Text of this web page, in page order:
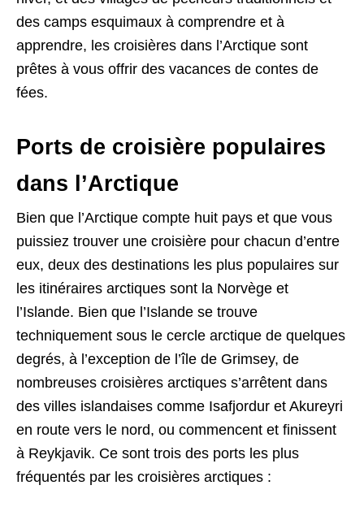
des camps esquimaux à comprendre et à
apprendre, les croisières dans l’Arctique sont
prêtes à vous offrir des vacances de contes de
fées.
Ports de croisière populaires
dans l’Arctique
Bien que l’Arctique compte huit pays et que vous
puissiez trouver une croisière pour chacun d’entre
eux, deux des destinations les plus populaires sur
les itinéraires arctiques sont la Norvège et
l’Islande. Bien que l’Islande se trouve
techniquement sous le cercle arctique de quelques
degrés, à l’exception de l’île de Grimsey, de
nombreuses croisières arctiques s’arrêtent dans
des villes islandaises comme Isafjordur et Akureyri
en route vers le nord, ou commencent et finissent
à Reykjavik. Ce sont trois des ports les plus
fréquentés par les croisières arctiques :